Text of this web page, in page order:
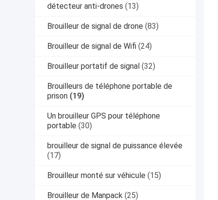
détecteur anti-drones (13)
Brouilleur de signal de drone (83)
Brouilleur de signal de Wifi (24)
Brouilleur portatif de signal (32)
Brouilleurs de téléphone portable de
prison (19)
Un brouilleur GPS pour téléphone
portable (30)
brouilleur de signal de puissance élevée
(17)
Brouilleur monté sur véhicule (15)
Brouilleur de Manpack (25)